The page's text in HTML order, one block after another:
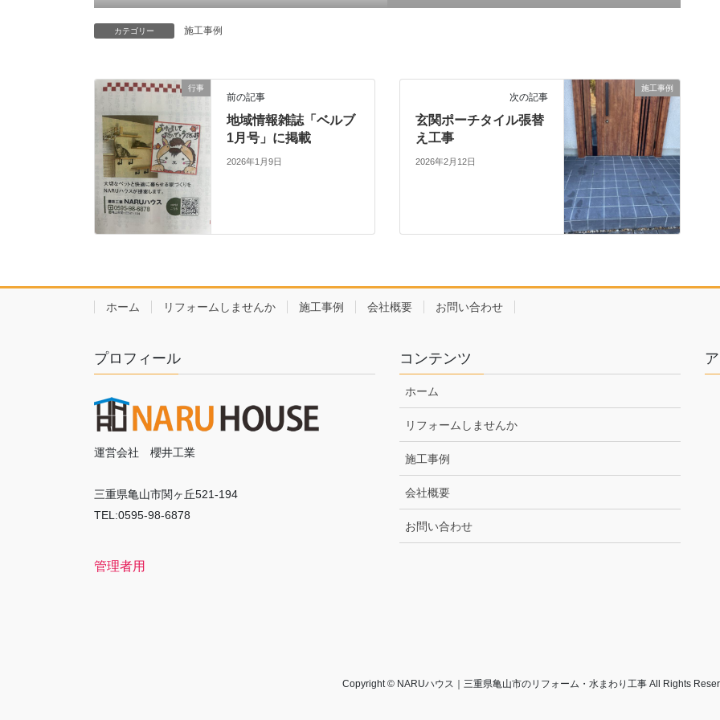
カテゴリー 施工事例
行事
前の記事
地域情報雑誌「ベルブ
1月号」に掲載
2026年1月9日
施工事例
次の記事
玄関ポーチタイル張替
え工事
2026年2月12日
ホーム リフォームしませんか 施工事例 会社概要 お問い合わせ
プロフィール
運営会社 櫻井工業
三重県亀山市関ヶ丘521-194
TEL:0595-98-6878
管理者用
コンテンツ
ホーム
リフォームしませんか
施工事例
会社概要
お問い合わせ
Copyright © NARUハウス｜三重県亀山市のリフォーム・水まわり工事 All Rights